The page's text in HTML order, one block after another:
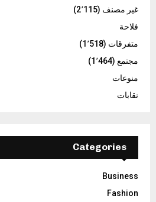
غير مصنف (2٬115)
فلاحة
متفرقات (1٬518)
مجتمع (1٬464)
منوعات
نقابات
Categories
Business
Fashion